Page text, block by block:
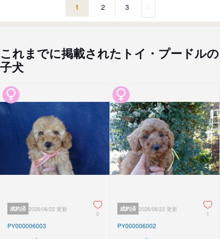
1 2 3 ＞
これまでに掲載されたトイ・プードルの
子犬
成約済 2026/06/22 更新
0
PY000006003
成約済 2026/06/22 更新
1
PY000006002